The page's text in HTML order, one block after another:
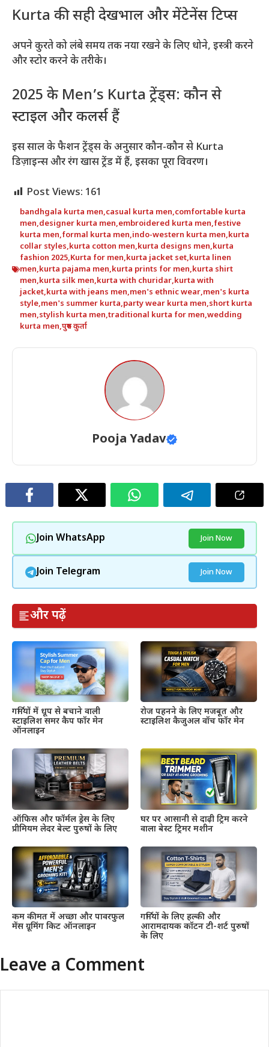
Kurta की सही देखभाल और मेंटेनेंस टिप्स
अपने कुरते को लंबे समय तक नया रखने के लिए धोने, इस्त्री करने
और स्टोर करने के तरीके।
2025 के Men’s Kurta ट्रेंड्स: कौन से
स्टाइल और कलर्स हैं
इस साल के फैशन ट्रेंड्स के अनुसार कौन-कौन से Kurta
डिज़ाइन्स और रंग खास ट्रेंड में हैं, इसका पूरा विवरण।
Post Views: 161
bandhgala kurta men,casual kurta men,comfortable kurta
men,designer kurta men,embroidered kurta men,festive
kurta men,formal kurta men,indo-western kurta men,kurta
collar styles,kurta cotton men,kurta designs men,kurta
fashion 2025,Kurta for men,kurta jacket set,kurta linen
men,kurta pajama men,kurta prints for men,kurta shirt
men,kurta silk men,kurta with churidar,kurta with
jacket,kurta with jeans men,men's ethnic wear,men's kurta
style,men's summer kurta,party wear kurta men,short kurta
men,stylish kurta men,traditional kurta for men,wedding
kurta men,पुरुष कुर्ता
Pooja Yadav
Join WhatsApp Join Now
Join Telegram Join Now
और पढ़ें
गर्मियों में धूप से बचाने वाली
स्टाइलिश समर कैप फॉर मेन
ऑनलाइन
रोज पहनने के लिए मजबूत और
स्टाइलिश कैजुअल वॉच फॉर मेन
ऑफिस और फॉर्मल ड्रेस के लिए
प्रीमियम लेदर बेल्ट पुरुषों के लिए
घर पर आसानी से दाढ़ी ट्रिम करने
वाला बेस्ट ट्रिमर मशीन
कम कीमत में अच्छा और पावरफुल
मेंस ग्रूमिंग किट ऑनलाइन
गर्मियों के लिए हल्की और
आरामदायक कॉटन टी-शर्ट पुरुषों
के लिए
Leave a Comment